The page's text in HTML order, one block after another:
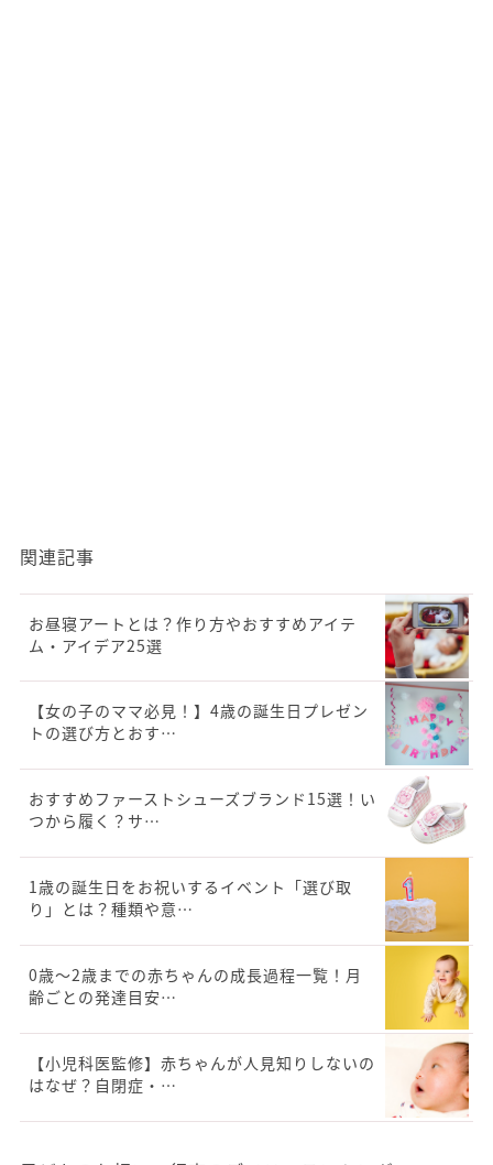
関連記事
お昼寝アートとは？作り方やおすすめアイテ
ム・アイデア25選
【女の子のママ必見！】4歳の誕生日プレゼン
トの選び方とおす…
おすすめファーストシューズブランド15選！い
つから履く？サ…
1歳の誕生日をお祝いするイベント「選び取
り」とは？種類や意…
0歳〜2歳までの赤ちゃんの成長過程一覧！月
齢ごとの発達目安…
【小児科医監修】赤ちゃんが人見知りしないの
はなぜ？自閉症・…